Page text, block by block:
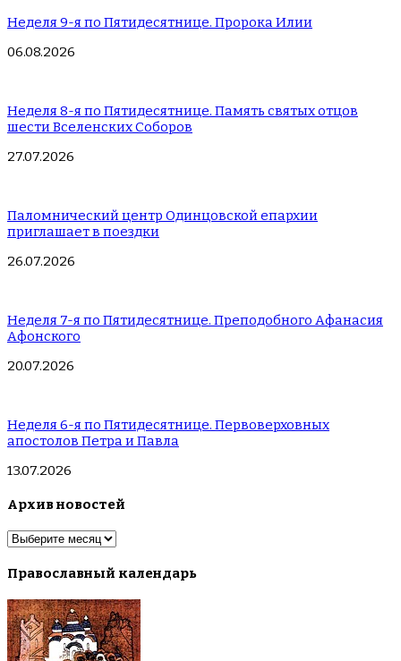
Неделя 9-я по Пятидесятнице. Пророка Илии
06.08.2026
Неделя 8-я по Пятидесятнице. Память святых отцов
шести Вселенских Соборов
27.07.2026
Паломнический центр Одинцовской епархии
приглашает в поездки
26.07.2026
Неделя 7-я по Пятидесятнице. Преподобного Афанасия
Афонского
20.07.2026
Неделя 6-я по Пятидесятнице. Первоверховных
апостолов Петра и Павла
13.07.2026
Архив новостей
Архив
Православный календарь